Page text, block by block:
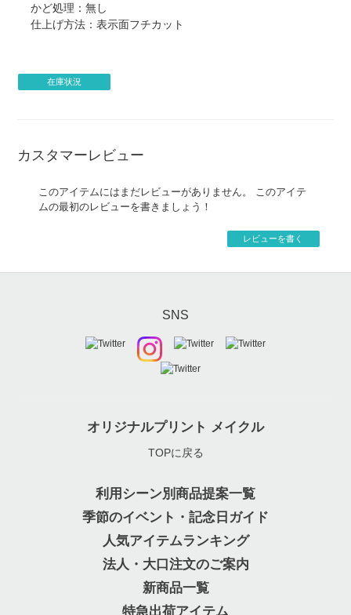
かど処理：無し
仕上げ方法：表示面フチカット
在庫状況
カスタマーレビュー
このアイテムにはまだレビューがありません。 このアイテ
ムの最初のレビューを書きましょう！
レビューを書く
SNS
オリジナルプリント メイクル
TOPに戻る
利用シーン別商品提案一覧
季節のイベント・記念日ガイド
人気アイテムランキング
法人・大口注文のご案内
新商品一覧
特急出荷アイテム